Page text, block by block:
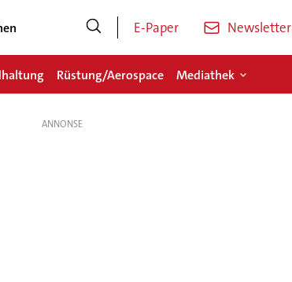
E-Paper Newsletter
Rüstung/Aerospace Mediathek